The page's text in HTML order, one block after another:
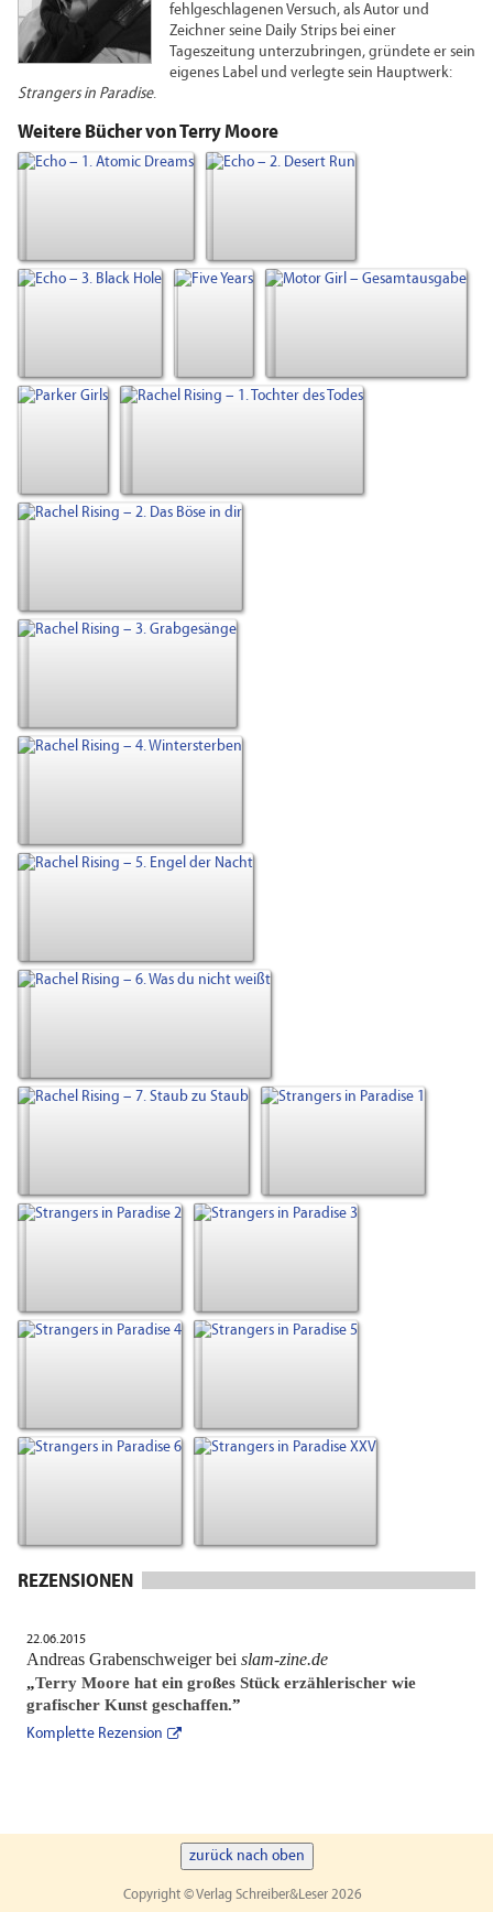
fehlgeschlagenen Versuch, als Autor und
Zeichner seine Daily Strips bei einer
Tageszeitung unterzubringen, gründete er sein
eigenes Label und verlegte sein Hauptwerk:
Strangers in Paradise.
Weitere Bücher von Terry Moore
REZENSIONEN
22.06.2015
Andreas Grabenschweiger bei slam-zine.de
„Terry Moore hat ein großes Stück erzählerischer wie
grafischer Kunst geschaffen.”
Komplette Rezension
zurück nach oben
Copyright © Verlag Schreiber&Leser 2026